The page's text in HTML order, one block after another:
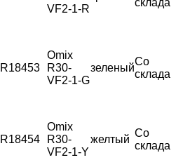
VF2-1-R
R18453
Omix
R30-
VF2-1-G
зеленый
Со
склада
R18454
Omix
R30-
VF2-1-Y
желтый
Со
склада